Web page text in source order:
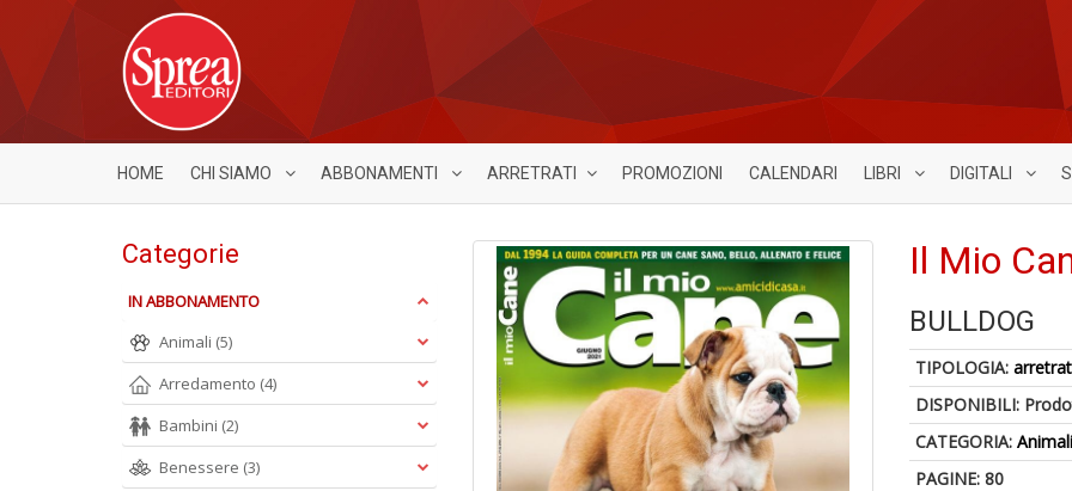
HOME CHI SIAMO ABBONAMENTI ARRETRATI PROMOZIONI CALENDARI LIBRI DIGITALI
Il Mio
BULLDOG
TIPOLOGIA:
DISPONIBILI:
CATEGORIA:Animali
PAGINE: 80
Categorie
IN ABBONAMENTO
Animali (5)
Arredamento (4)
Bambini (2)
Benessere (3)